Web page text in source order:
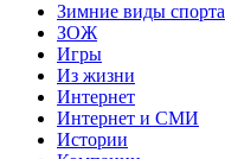
Зимние виды спорта
ЗОЖ
Игры
Из жизни
Интернет
Интернет и СМИ
Истории